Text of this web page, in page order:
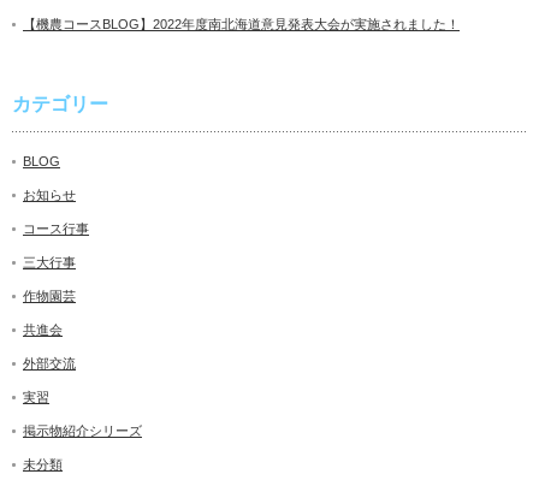
【機農コースBLOG】2022年度南北海道意見発表大会が実施されました！
カテゴリー
BLOG
お知らせ
コース行事
三大行事
作物園芸
共進会
外部交流
実習
掲示物紹介シリーズ
未分類